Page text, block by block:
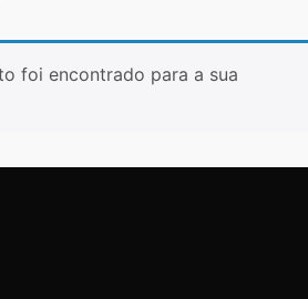
foi encontrado para a sua